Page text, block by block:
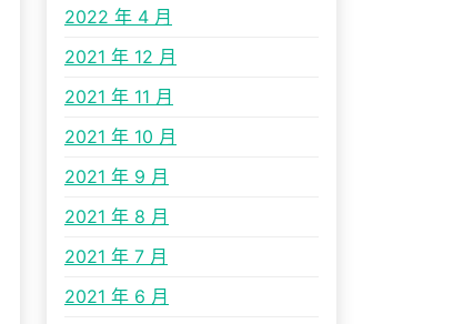
2022 年 4 月
2021 年 12 月
2021 年 11 月
2021 年 10 月
2021 年 9 月
2021 年 8 月
2021 年 7 月
2021 年 6 月